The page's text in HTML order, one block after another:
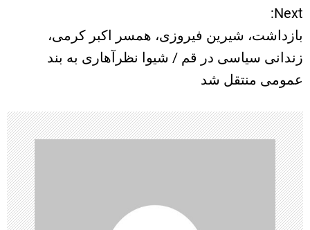
ه
ب
ر
ی
ن
و
ش
Next:
بازداشت، شیرین فیروزی، همسر اکبر کرمی،
زندانی سیاسی در قم / شیوا نظرآهاری به بند
عمومی منتقل شد